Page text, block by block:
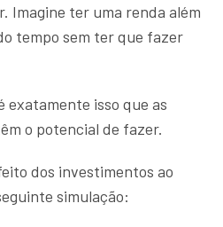
Imagine ter uma renda além
tempo sem ter que fazer
exatamente isso que as
o potencial de fazer.
dos investimentos ao
simulação: